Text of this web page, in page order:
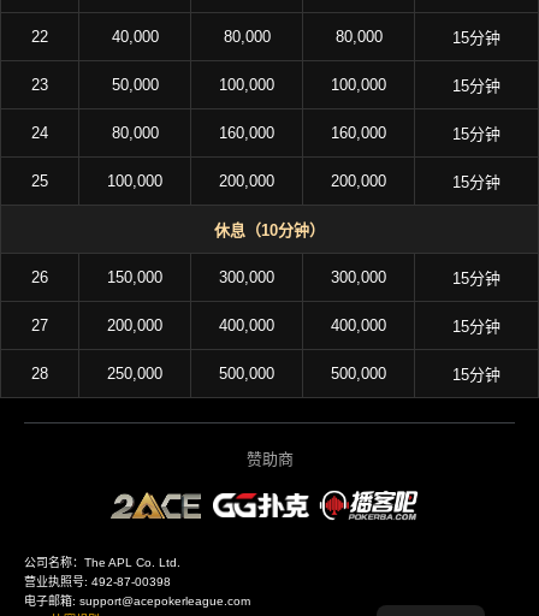
22 40,000 80,000 80,000 15分钟
23 50,000 100,000 100,000 15分钟
24 80,000 160,000 160,000 15分钟
25 100,000 200,000 200,000 15分钟
休息（10分钟）
26 150,000 300,000 300,000 15分钟
27 200,000 400,000 400,000 15分钟
28 250,000 500,000 500,000 15分钟
赞助商
公司名称：The APL Co. Ltd.
营业执照号: 492-87-00398
电子邮箱: support@acepokerleague.com